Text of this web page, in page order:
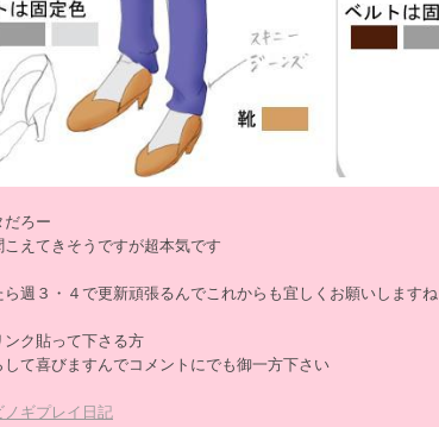
だろー
こえてきそうですが超本気です
ら週３・４で更新頑張るんでこれからも宜しくお願いしますね
ンク貼って下さる方
して喜びますんでコメントにでも御一方下さい
ノギプレイ日記